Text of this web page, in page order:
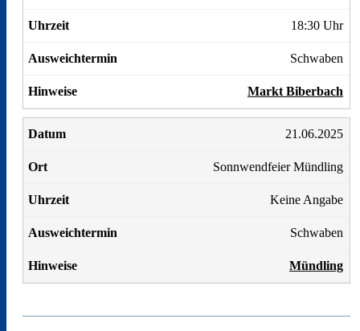
18:30 Uhr
Schwaben
Markt Biberbach
21.06.2025
Sonnwendfeier Mündling
Keine Angabe
Schwaben
Mündling